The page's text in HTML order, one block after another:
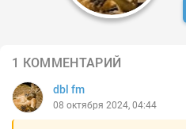
1 КОММЕНТАРИЙ
dbl fm
08 октября 2024, 04:44